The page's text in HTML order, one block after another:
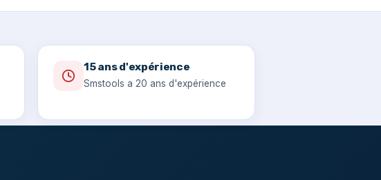
15 ans d'expérience
Smstools a 20 ans d'expérience